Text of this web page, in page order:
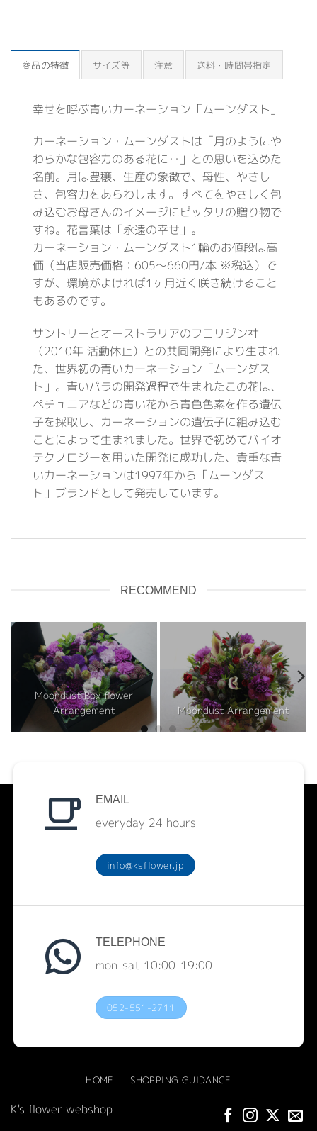
商品の特徴 サイズ等 注意 送料・時間帯指定
幸せを呼ぶ青いカーネーション「ムーンダスト」
カーネーション・ムーンダストは「月のようにや
わらかな包容力のある花に‥」との思いを込めた
名前。月は豊穣、生産の象徴で、母性、やさし
さ、包容力をあらわします。すべてをやさしく包
み込むお母さんのイメージにピッタリの贈り物で
すね。花言葉は「永遠の幸せ」。
カーネーション・ムーンダスト1輪のお値段は高
価（当店販売価格：605〜660円/本 ※税込）で
すが、環境がよければ1ヶ月近く咲き続けること
もあるのです。
サントリーとオーストラリアのフロリジン社
（2010年 活動休止）との共同開発により生まれ
た、世界初の青いカーネーション「ムーンダス
ト」。青いバラの開発過程で生まれたこの花は、
ペチュニアなどの青い花から青色色素を作る遺伝
子を採取し、カーネーションの遺伝子に組み込む
ことによって生まれました。世界で初めてバイオ
テクノロジーを用いた開発に成功した、貴重な青
いカーネーションは1997年から「ムーンダス
ト」ブランドとして発売しています。
RECOMMEND
Moondust Box flower
Arrangement
Moondust Arrangement
EMAIL
everyday 24 hours
info@ksflower.jp
TELEPHONE
mon-sat 10:00-19:00
052-551-2711
K's flower webshop
HOME SHOPPING GUIDANCE